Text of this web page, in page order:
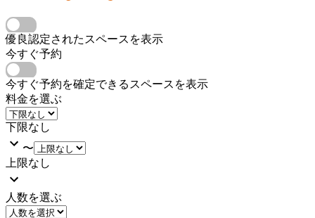
優良認定されたスペースを表示
今すぐ予約
今すぐ予約を確定できるスペースを表示
料金を選ぶ
下限なし
〜
上限なし
人数を選ぶ